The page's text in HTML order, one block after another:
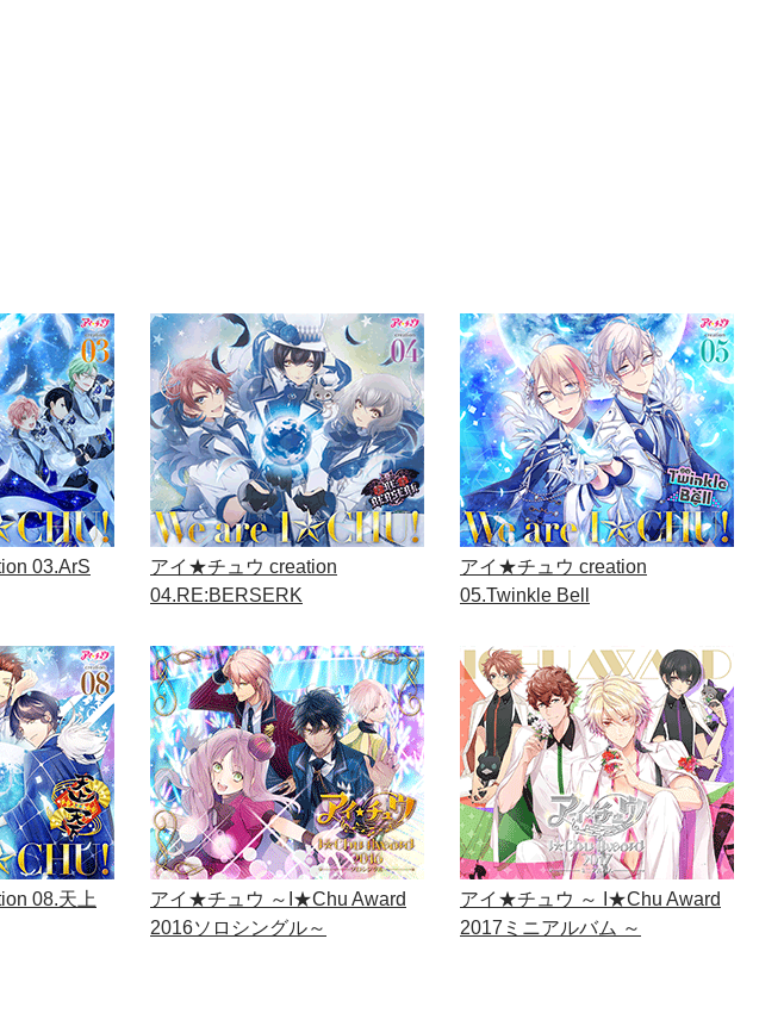
03.ArS
アイ★チュウ creation
04.RE:BERSERK
アイ★チュウ creation
05.Twinkle Bell
08.天上
アイ★チュウ ～I★Chu Award
2016ソロシングル～
アイ★チュウ ～ I★Chu Award
2017ミニアルバム ～